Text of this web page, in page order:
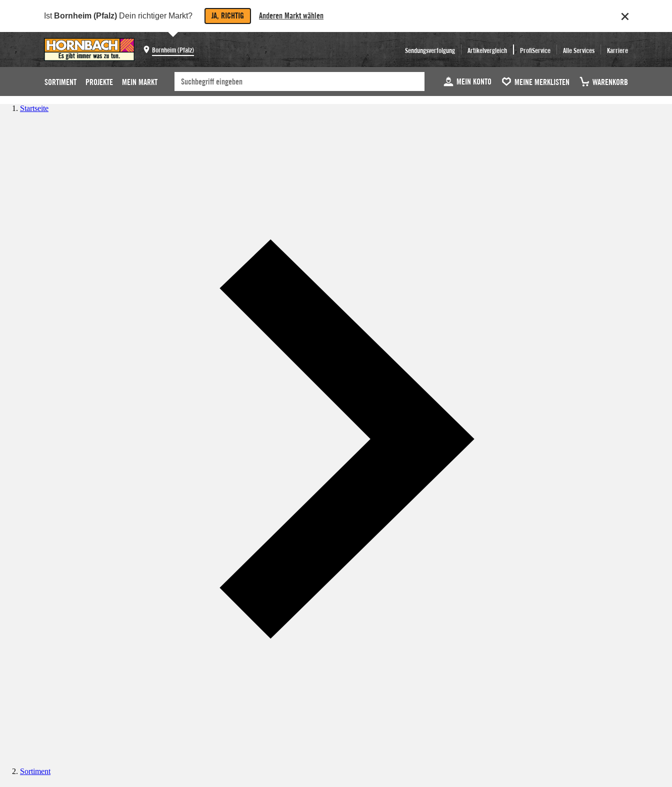
Ist Bornheim (Pfalz) Dein richtiger Markt? JA, RICHTIG Anderen Markt wählen
Bornheim (Pfalz) Sendungsverfolgung Artikelvergleich ProfiService Alle Services Karriere
SORTIMENT PROJEKTE MEIN MARKT MEIN KONTO MEINE MERKLISTEN WARENKORB
Startseite
Sortiment